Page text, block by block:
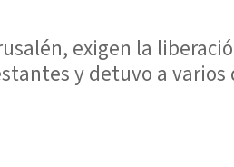
exigen la
y detuvo a varios